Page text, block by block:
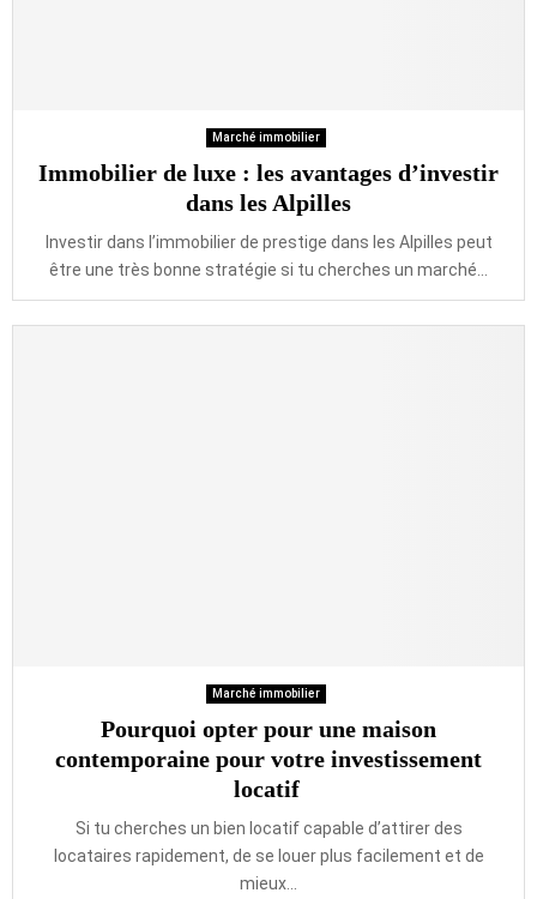
Marché immobilier
Immobilier de luxe : les avantages d’investir
dans les Alpilles
Investir dans l’immobilier de prestige dans les Alpilles peut
être une très bonne stratégie si tu cherches un marché...
Marché immobilier
Pourquoi opter pour une maison
contemporaine pour votre investissement
locatif
Si tu cherches un bien locatif capable d’attirer des
locataires rapidement, de se louer plus facilement et de
mieux...